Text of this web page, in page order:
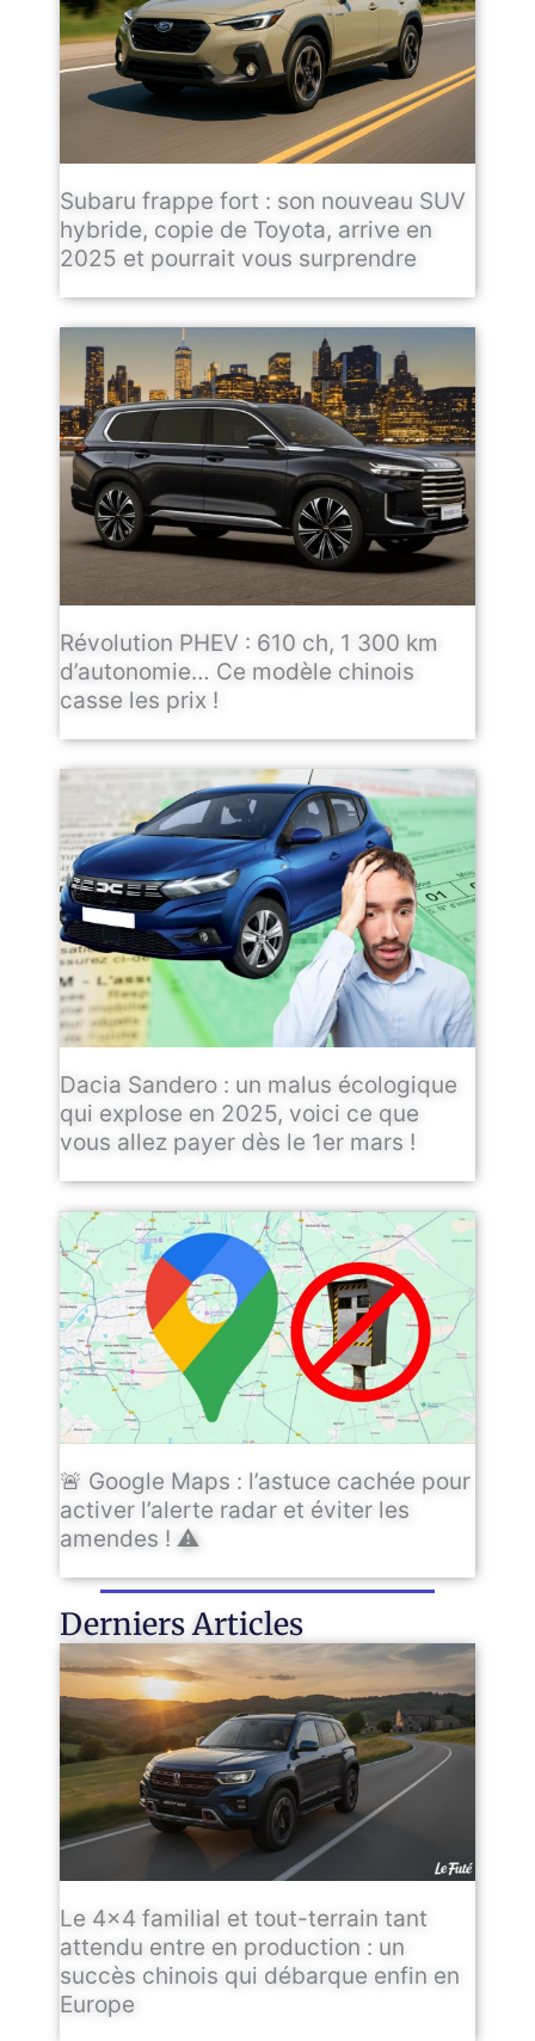
Subaru frappe fort : son nouveau SUV
hybride, copie de Toyota, arrive en
2025 et pourrait vous surprendre
Révolution PHEV : 610 ch, 1 300 km
d’autonomie… Ce modèle chinois
casse les prix !
Dacia Sandero : un malus écologique
qui explose en 2025, voici ce que
vous allez payer dès le 1er mars !
🚨 Google Maps : l’astuce cachée pour
activer l’alerte radar et éviter les
amendes ! ⚠️
Derniers Articles
Le 4×4 familial et tout-terrain tant
attendu entre en production : un
succès chinois qui débarque enfin en
Europe